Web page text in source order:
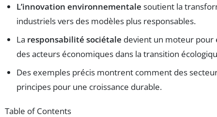
L’innovation environnementale soutient la
industriels vers des modèles plus responsables.
La responsabilité sociétale devient un moteur pour
des acteurs économiques dans la transition
Des exemples précis montrent comment des
principes pour une croissance durable.
Table of Contents